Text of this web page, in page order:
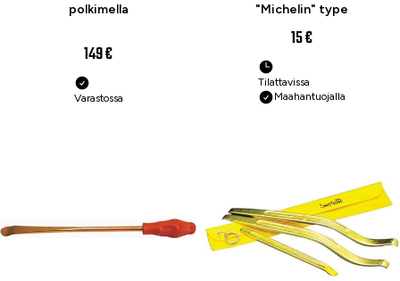
polkimella
149 €
Varastossa
"Michelin" type
15 €
Tilattavissa
Maahantuojalla